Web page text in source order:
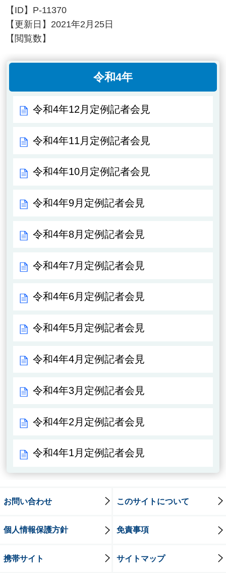
【ID】 P-11370
【更新日】 2021年2月25日
【閲覧数】
令和4年
令和4年12月定例記者会見
令和4年11月定例記者会見
令和4年10月定例記者会見
令和4年9月定例記者会見
令和4年8月定例記者会見
令和4年7月定例記者会見
令和4年6月定例記者会見
令和4年5月定例記者会見
令和4年4月定例記者会見
令和4年3月定例記者会見
令和4年2月定例記者会見
令和4年1月定例記者会見
お問い合わせ このサイトについて
個人情報保護方針 免責事項
携帯サイト サイトマップ